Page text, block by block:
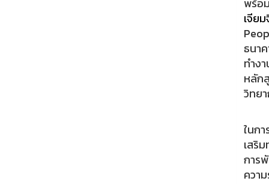
พร้อ
เจีย
ธนา
ทำง
หลัก
วิทย
ในก
เสริ
การ
ควา